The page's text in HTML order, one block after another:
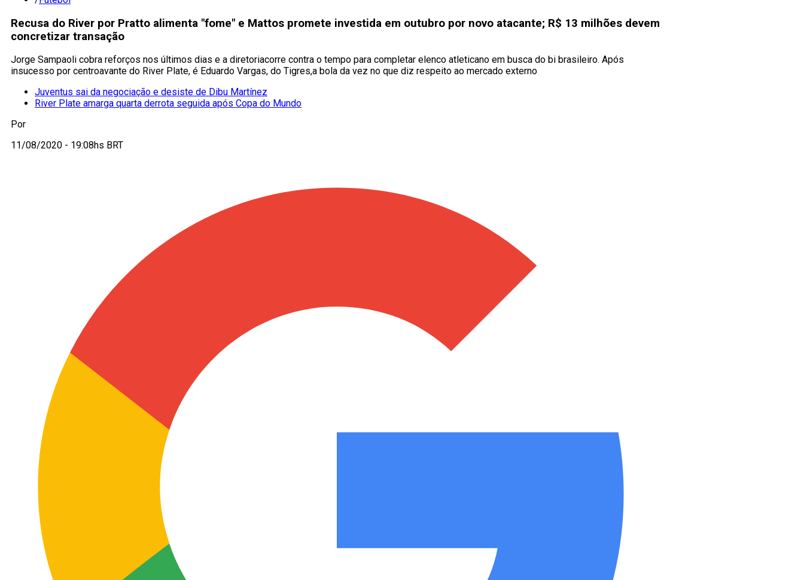
Recusa do River por Pratto alimenta "fome" e Mattos promete investida em outubro por novo atacante; R$ 13 milhões devem
concretizar transação
Jorge Sampaoli cobra reforços nos últimos dias e a diretoriacorre contra o tempo para completar elenco atleticano em busca do bi brasileiro. Após
insucesso por centroavante do River Plate, é Eduardo Vargas, do Tigres,a bola da vez no que diz respeito ao mercado externo
Juventus sai da negociação e desiste de Dibu Martínez
River Plate amarga quarta derrota seguida após Copa do Mundo
Por
11/08/2020 - 19:08hs BRT